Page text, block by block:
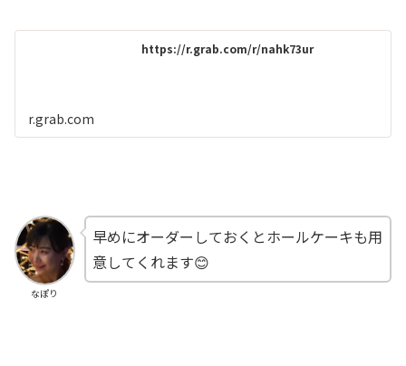
https://r.grab.com/r/nahk73ur
r.grab.com
なぽり
早めにオーダーしておくとホールケーキも用
意してくれます😊